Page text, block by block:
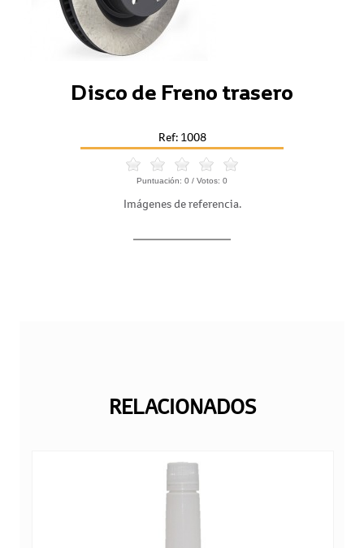
Disco de Freno trasero
Ref: 1008
Puntuación: 0 / Votos: 0
Imágenes de referencia.
RELACIONADOS